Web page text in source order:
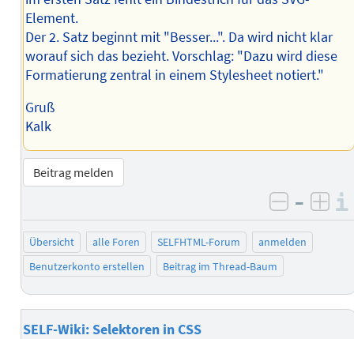
Element.
Der 2. Satz beginnt mit "Besser...". Da wird nicht klar
worauf sich das bezieht. Vorschlag: "Dazu wird diese
Formatierung zentral in einem Stylesheet notiert."
Gruß
Kalk
Beitrag melden
negativ
–
Übersicht alle Foren SELFHTML-Forum
anmelden
Benutzerkonto erstellen
Beitrag im Thread-Baum
SELF-Wiki: Selektoren in CSS